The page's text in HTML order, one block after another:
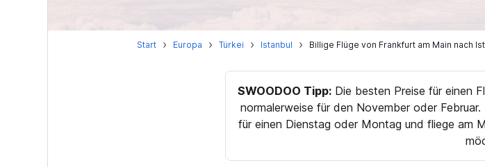
Start Europa Türkei Istanbul Billige Flüge von Frankfurt am Main nach
SWOODOO Tipp:Die besten Preise für einen
normalerweise für den November oder
für einen Dienstag oder Montag und fliege am